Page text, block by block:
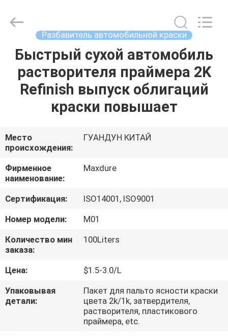
ДОМ
ПРОДУКТЫ
НАС
ПУТЕШЕСТВИЕ
ФАБРИКИ
ПРОВЕРКА
КАЧЕСТВА
СВЯЖИТЕСЬ
МЫ
Rights
Разбавитель автомобильной краски
Быстрый сухой автомобиль
растворителя праймера 2K
Refinish выпуск облигаций
краски повышает
Место
происхождения:
ГУАНДУН КИТАЙ
Фирменное
наименование:
Maxdure
Сертификация:
ISO14001, ISO9001
Номер модели:
М01
Количество мин
заказа:
100Liters
Цена:
$1.5-3.0/L
Упаковывая
детали:
Пакет для пальто ясности краски
цвета 2k/1k, затвердителя,
растворителя, пластикового
праймера, etc.